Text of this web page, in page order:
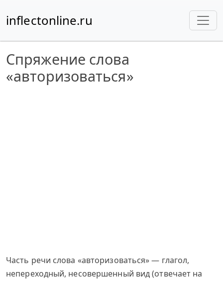
inflectonline.ru
Спряжение слова
«авторизоваться»
Часть речи слова «авторизоваться» — глагол,
непереходный, несовершенный вид (отвечает на